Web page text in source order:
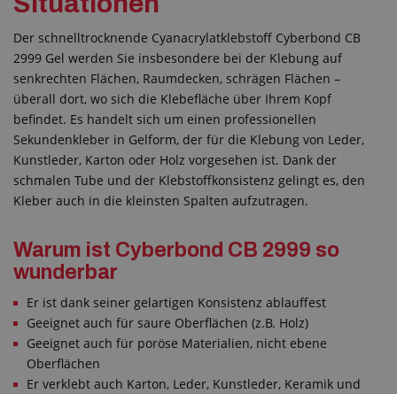
Der schnelltrocknende Cyanacrylatklebstoff Cyberbond CB
2999 Gel werden Sie insbesondere bei der Klebung auf
senkrechten Flächen, Raumdecken, schrägen Flächen –
überall dort, wo sich die Klebefläche über Ihrem Kopf
befindet. Es handelt sich um einen professionellen
Sekundenkleber in Gelform, der für die Klebung von Leder,
Kunstleder, Karton oder Holz vorgesehen ist. Dank der
schmalen Tube und der Klebstoffkonsistenz gelingt es, den
Kleber auch in die kleinsten Spalten aufzutragen.
Warum ist Cyberbond CB 2999 so
wunderbar
Er ist dank seiner gelartigen Konsistenz ablauffest
Geeignet auch für saure Oberflächen (z.B. Holz)
Geeignet auch für poröse Materialien, nicht ebene
Oberflächen
Er verklebt auch Karton, Leder, Kunstleder, Keramik und